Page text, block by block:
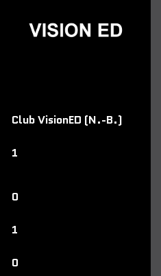
Club VisionED (N.-B.)
1
0
1
0